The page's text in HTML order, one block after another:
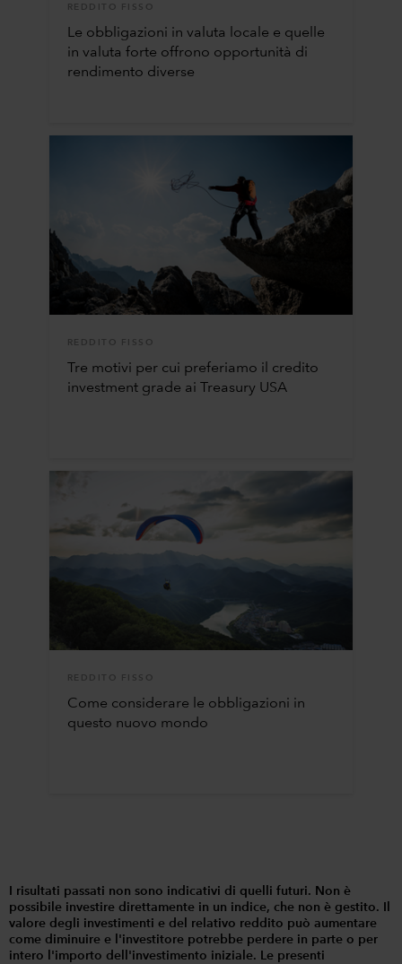
REDDITO FISSO
Le obbligazioni in valuta locale e quelle
in valuta forte offrono opportunità di
rendimento diverse
REDDITO FISSO
Tre motivi per cui preferiamo il credito
investment grade ai Treasury USA
REDDITO FISSO
Come considerare le obbligazioni in
questo nuovo mondo
I risultati passati non sono indicativi di quelli futuri. Non è
possibile investire direttamente in un indice, che non è gestito. Il
valore degli investimenti e del relativo reddito può aumentare
come diminuire e l'investitore potrebbe perdere in parte o per
intero l'importo dell'investimento iniziale. Le presenti